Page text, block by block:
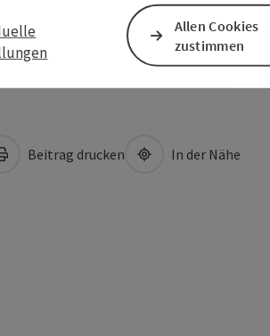
Beitrag drucken In der Nähe
Allen Cookies
zustimmen